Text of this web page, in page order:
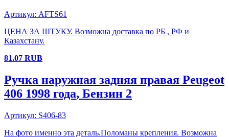
Артикул: AFTS61
ЦЕНА ЗА ШТУКУ. Возможна доставка по РБ , РФ и
Казахстану.
81.07 RUB
Ручка наружная задняя правая Peugeot
406 1998 года, Бензин 2
Артикул: S406-83
На фото именно эта деталь.Поломаны крепления. Возможна